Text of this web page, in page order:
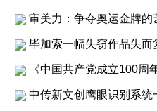
审美力：争夺奥运金牌的
毕加索一幅失窃作品失而
《中国共产党成立100周
中传新文创鹰眼识别系统